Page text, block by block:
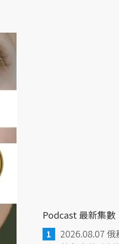
Podcast 最新集數
2026.08.07